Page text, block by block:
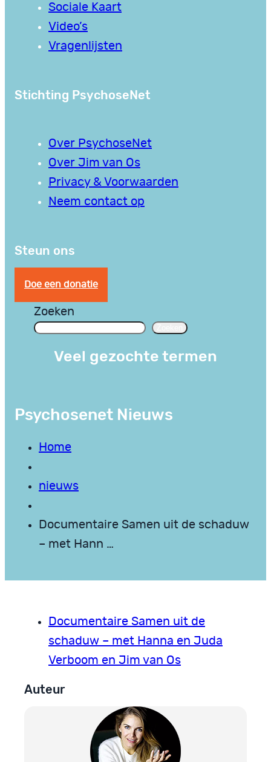
Sociale Kaart
Video’s
Vragenlijsten
Stichting PsychoseNet
Over PsychoseNet
Over Jim van Os
Privacy & Voorwaarden
Neem contact op
Steun ons
Doe een donatie
Zoeken
Veel gezochte termen
Psychosenet Nieuws
Home
nieuws
Documentaire Samen uit de schaduw
– met Hann …
Documentaire Samen uit de
schaduw – met Hanna en Juda
Verboom en Jim van Os
Auteur